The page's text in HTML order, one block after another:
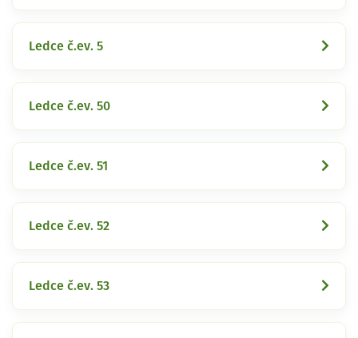
Ledce č.ev. 5
Ledce č.ev. 50
Ledce č.ev. 51
Ledce č.ev. 52
Ledce č.ev. 53